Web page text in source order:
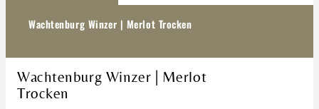
Wachtenburg Winzer | Merlot Trocken
Wachtenburg Winzer | Merlot
Trocken